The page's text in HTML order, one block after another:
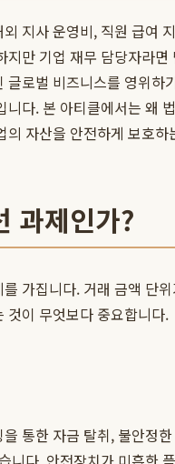
지사 운영비, 직원 급여
만 기업 재무 담당자라
로벌 비즈니스를 영위
니다. 본 아티클에서는 왜
자산을 안전하게 보호
과제인가?
가집니다. 거래 금액
것이 무엇보다 중요합니다.
통한 자금 탈취, 불안정